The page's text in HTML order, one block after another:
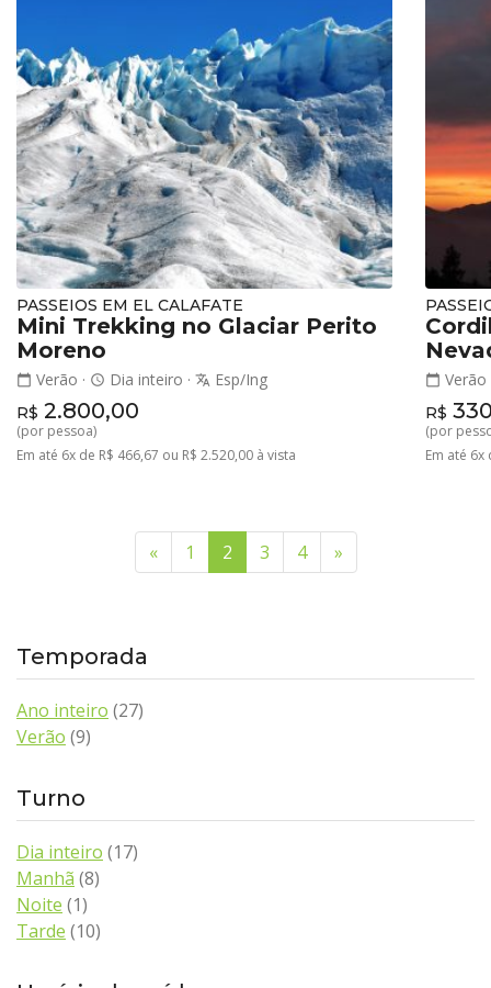
PASSEIOS EM EL CALAFATE
Mini Trekking no Glaciar Perito
Moreno
calendar_today Verão · schedule Dia inteiro · translate Esp/Ing
R$ 2.800,00
(por pessoa)
Em até 6x de R$ 466,67 ou R$ 2.520,00 à vista
calendar_today Verão
R$
(por
Em até 6x
«(página anterior)
1 2 (página atual)
3 4 »
Temporada
Ano inteiro (27)
Verão (9)
Turno
Dia inteiro (17)
Manhã (8)
Noite (1)
Tarde (10)